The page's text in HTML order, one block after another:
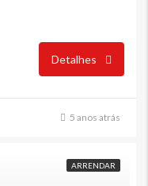
Detalhes
5 anos atrás
ARRENDAR